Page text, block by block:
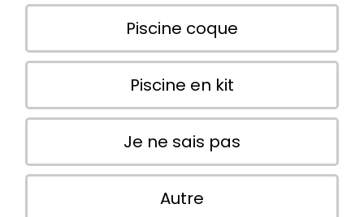
Piscine coque
Piscine en kit
Je ne sais pas
Autre